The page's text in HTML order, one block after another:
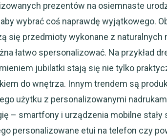
prezentów na osiemnaste
wybrać coś naprawdę wyjątkowego.
się przedmioty wykonane z naturalnych
łatwo spersonalizować. Na przykład
jubilatki stają się nie tylko
do wnętrza. Innym trendem są
użytku z personalizowanymi
– smartfony i urządzenia mobilne
personalizowane etui na telefon czy